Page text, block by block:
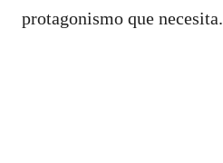
protagonismo que necesita.